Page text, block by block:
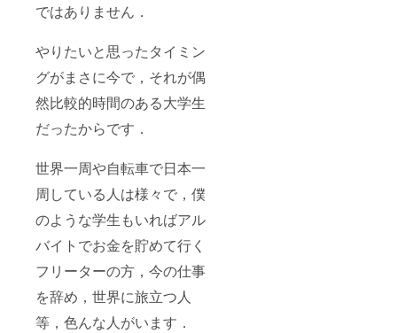
ではありません．
やりたいと思ったタイミン
グがまさに今で，それが偶
然比較的時間のある大学生
だったからです．
世界一周や自転車で日本一
周している人は様々で，僕
のような学生もいればアル
バイトでお金を貯めて行く
フリーターの方，今の仕事
を辞め，世界に旅立つ人
等，色んな人がいます．